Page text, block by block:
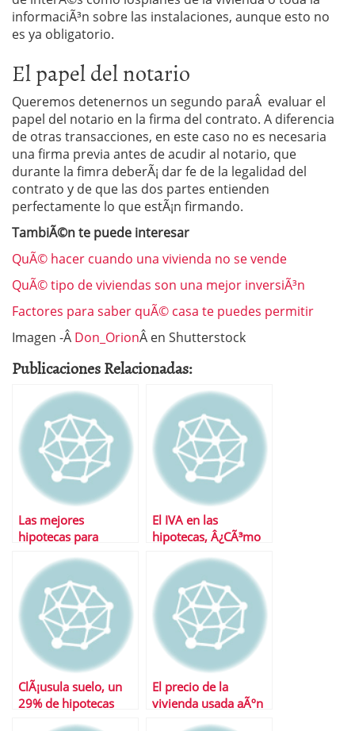
informaciÃ³n sobre las instalaciones, aunque esto no
es ya obligatorio.
El papel del notario
Queremos detenernos un segundo paraÂ evaluar el
papel del notario en la firma del contrato. A diferencia
de otras transacciones, en este caso no es necesaria
una firma previa antes de acudir al notario, que
durante la fimra deberÃ¡ dar fe de la legalidad del
contrato y de que las dos partes entienden
perfectamente lo que estÃ¡n firmando.
TambiÃ©n te puede interesar
QuÃ© hacer cuando una vivienda no se vende
QuÃ© tipo de viviendas son una mejor inversiÃ³n
Factores para saber quÃ© casa te puedes permitir
Imagen -Â Don_OrionÂ en Shutterstock
Publicaciones Relacionadas:
Las mejores
hipotecas para
El IVA en las
hipotecas, Â¿CÃ³mo
ClÃ¡usula suelo, un
29% de hipotecas
El precio de la
vivienda usada aÃºn
no ha tocado fondo